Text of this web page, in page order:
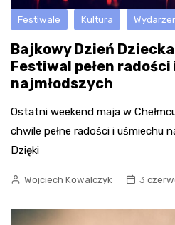
Festiwale Kultura
Bajkowy Dzień
Festiwal pełen
najmłodszych
Ostatni weekend maja w
chwile pełne radości i uśmiechu
Dzięki
Wojciech Kowalczyk 3